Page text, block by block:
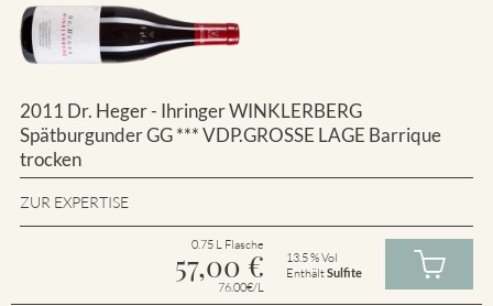
2011 Dr. Heger - Ihringer WINKLERBERG
Spätburgunder GG *** VDP.GROSSE LAGE Barrique
trocken
ZUR EXPERTISE
0.75 L Flasche
57,00 €
76.00€/L
13.5 % Vol
EnthältSulfite